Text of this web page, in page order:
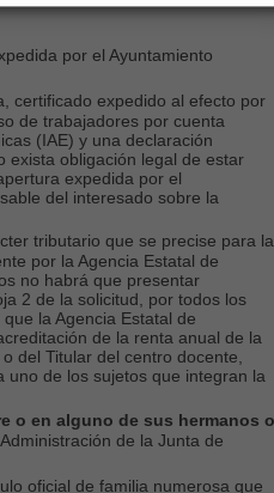
por el Ayuntamiento
certificado expedido al efecto por
de trabajadores por cuenta
(IAE) y una declaración
exista obligación legal de estar
expedida por el
del interesado sobre la
tributario que se precise para la
por la Agencia Estatal de
no habrá que presentar
2 de la solicitud, por todos los
la Agencia Estatal de
de la renta anual de la
del Titular del centro docente,
de los sujetos que integran la
o en alguno de sus hermanos o
de la Junta de
oficial de familia numerosa que